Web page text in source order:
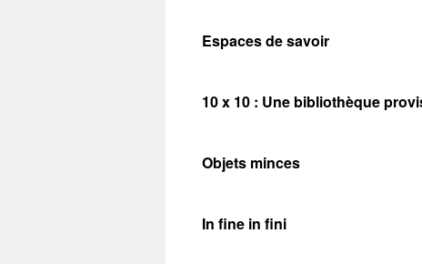
Espaces de savoir
10 x 10 : Une bibliothèque
Objets minces
In fine in fini